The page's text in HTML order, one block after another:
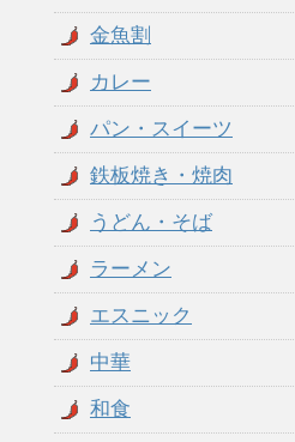
金魚割
カレー
パン・スイーツ
鉄板焼き・焼肉
うどん・そば
ラーメン
エスニック
中華
和食